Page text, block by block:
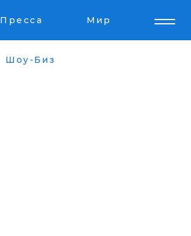
Пресса Мир
Шоу-Биз